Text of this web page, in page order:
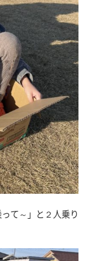
て～」と２人乗り